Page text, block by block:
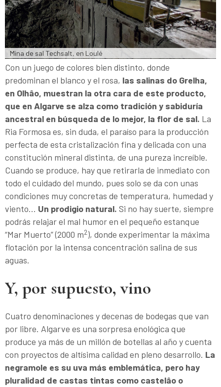
Mina de sal Techsalt, en Loulé
Con un juego de colores bien distinto, donde
predominan el blanco y el rosa, las salinas do Grelha,
en Olhâo, muestran la otra cara de este producto,
que en Algarve se alza como tradición y sabiduría
ancestral en búsqueda de lo mejor, la flor de sal. La
Ria Formosa es, sin duda, el paraíso para la producción
perfecta de esta cristalización fina y delicada con una
constitución mineral distinta, de una pureza increíble.
Cuando se produce, hay que retirarla de inmediato con
todo el cuidado del mundo, pues solo se da con unas
condiciones muy concretas de temperatura, humedad y
viento… Un prodigio natural. Si no hay suerte, siempre
podrás relajar el mal humor en el pequeño estanque
“Mar Muerto” (2000 m2), donde experimentar la máxima
flotación por la intensa concentración salina de sus
aguas.
Y, por supuesto, vino
Cuatro denominaciones y decenas de bodegas que van
por libre. Algarve es una sorpresa enológica que
produce ya más de un millón de botellas al año y cuenta
con proyectos de altísima calidad en pleno desarrollo. La
negramole es su uva más emblemática, pero hay
pluralidad de castas tintas como castelâo o